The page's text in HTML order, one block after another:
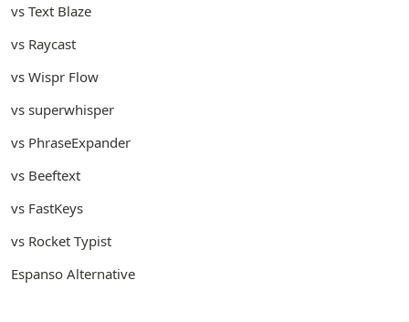
vs Text Blaze
vs Raycast
vs Wispr Flow
vs superwhisper
vs PhraseExpander
vs Beeftext
vs FastKeys
vs Rocket Typist
Espanso Alternative